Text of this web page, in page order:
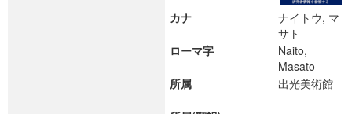
カナ
ナイトウ, マ
サト
ローマ字
Naito,
Masato
所属
出光美術館